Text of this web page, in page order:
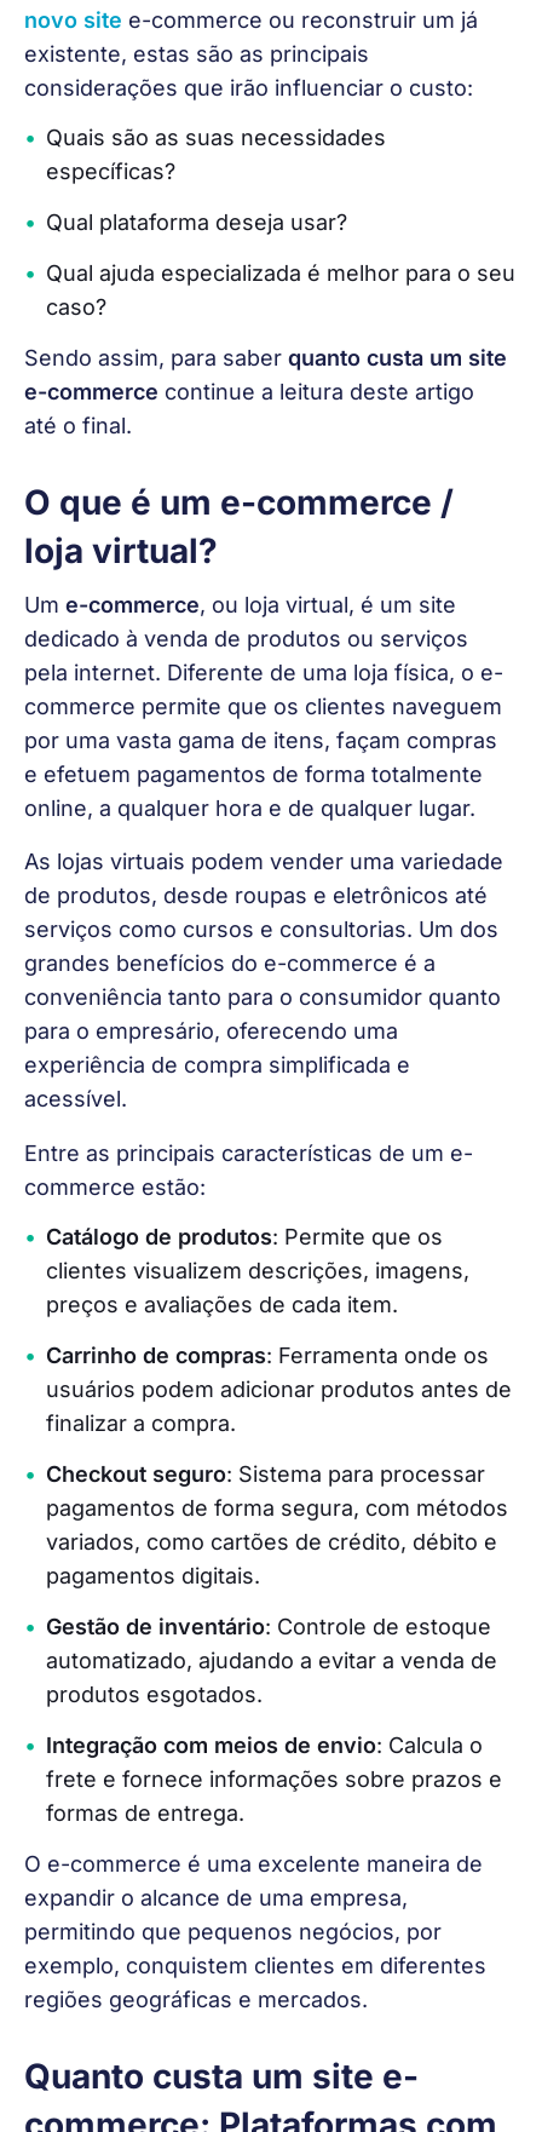
novo site e-commerce ou reconstruir um já
existente, estas são as principais
considerações que irão influenciar o custo:
Quais são as suas necessidades
específicas?
Qual plataforma deseja usar?
Qual ajuda especializada é melhor para o seu
caso?
Sendo assim, para saber quanto custa um site
e-commerce continue a leitura deste artigo
até o final.
O que é um e-commerce /
loja virtual?
Um e-commerce, ou loja virtual, é um site
dedicado à venda de produtos ou serviços
pela internet. Diferente de uma loja física, o e-
commerce permite que os clientes naveguem
por uma vasta gama de itens, façam compras
e efetuem pagamentos de forma totalmente
online, a qualquer hora e de qualquer lugar.
As lojas virtuais podem vender uma variedade
de produtos, desde roupas e eletrônicos até
serviços como cursos e consultorias. Um dos
grandes benefícios do e-commerce é a
conveniência tanto para o consumidor quanto
para o empresário, oferecendo uma
experiência de compra simplificada e
acessível.
Entre as principais características de um e-
commerce estão:
Catálogo de produtos: Permite que os
clientes visualizem descrições, imagens,
preços e avaliações de cada item.
Carrinho de compras: Ferramenta onde os
usuários podem adicionar produtos antes de
finalizar a compra.
Checkout seguro: Sistema para processar
pagamentos de forma segura, com métodos
variados, como cartões de crédito, débito e
pagamentos digitais.
Gestão de inventário: Controle de estoque
automatizado, ajudando a evitar a venda de
produtos esgotados.
Integração com meios de envio: Calcula o
frete e fornece informações sobre prazos e
formas de entrega.
O e-commerce é uma excelente maneira de
expandir o alcance de uma empresa,
permitindo que pequenos negócios, por
exemplo, conquistem clientes em diferentes
regiões geográficas e mercados.
Quanto custa um site e-